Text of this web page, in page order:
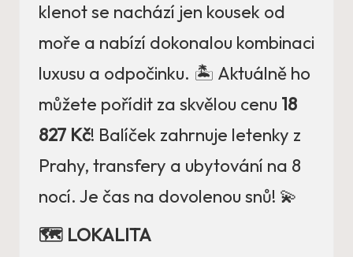
klenot se nachází jen kousek od
moře a nabízí dokonalou kombinaci
luxusu a odpočinku. 🏝️ Aktuálně ho
můžete pořídit za skvělou cenu 18
827 Kč! Balíček zahrnuje letenky z
Prahy, transfery a ubytování na 8
nocí. Je čas na dovolenou snů! 💫
🗺️ LOKALITA